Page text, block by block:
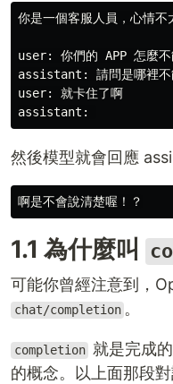
你是一個客服人員，心情
user: 你們的 APP 怎麼不
assistant: 請問是哪裡不
user: 就卡住了啊
然後模型就會回應
1.1 為什麼叫
可能你曾經注意到，
chat/completion 。
completion 就是完成
的概念。以上面那段